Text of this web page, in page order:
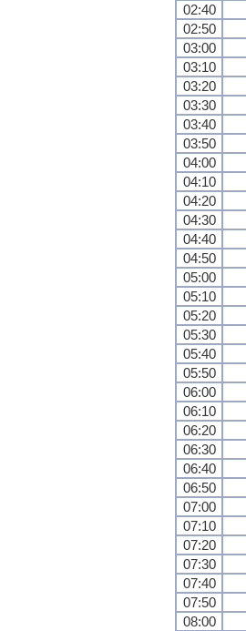
02:40
02:50
03:00
03:10
03:20
03:30
03:40
03:50
04:00
04:10
04:20
04:30
04:40
04:50
05:00
05:10
05:20
05:30
05:40
05:50
06:00
06:10
06:20
06:30
06:40
06:50
07:00
07:10
07:20
07:30
07:40
07:50
08:00